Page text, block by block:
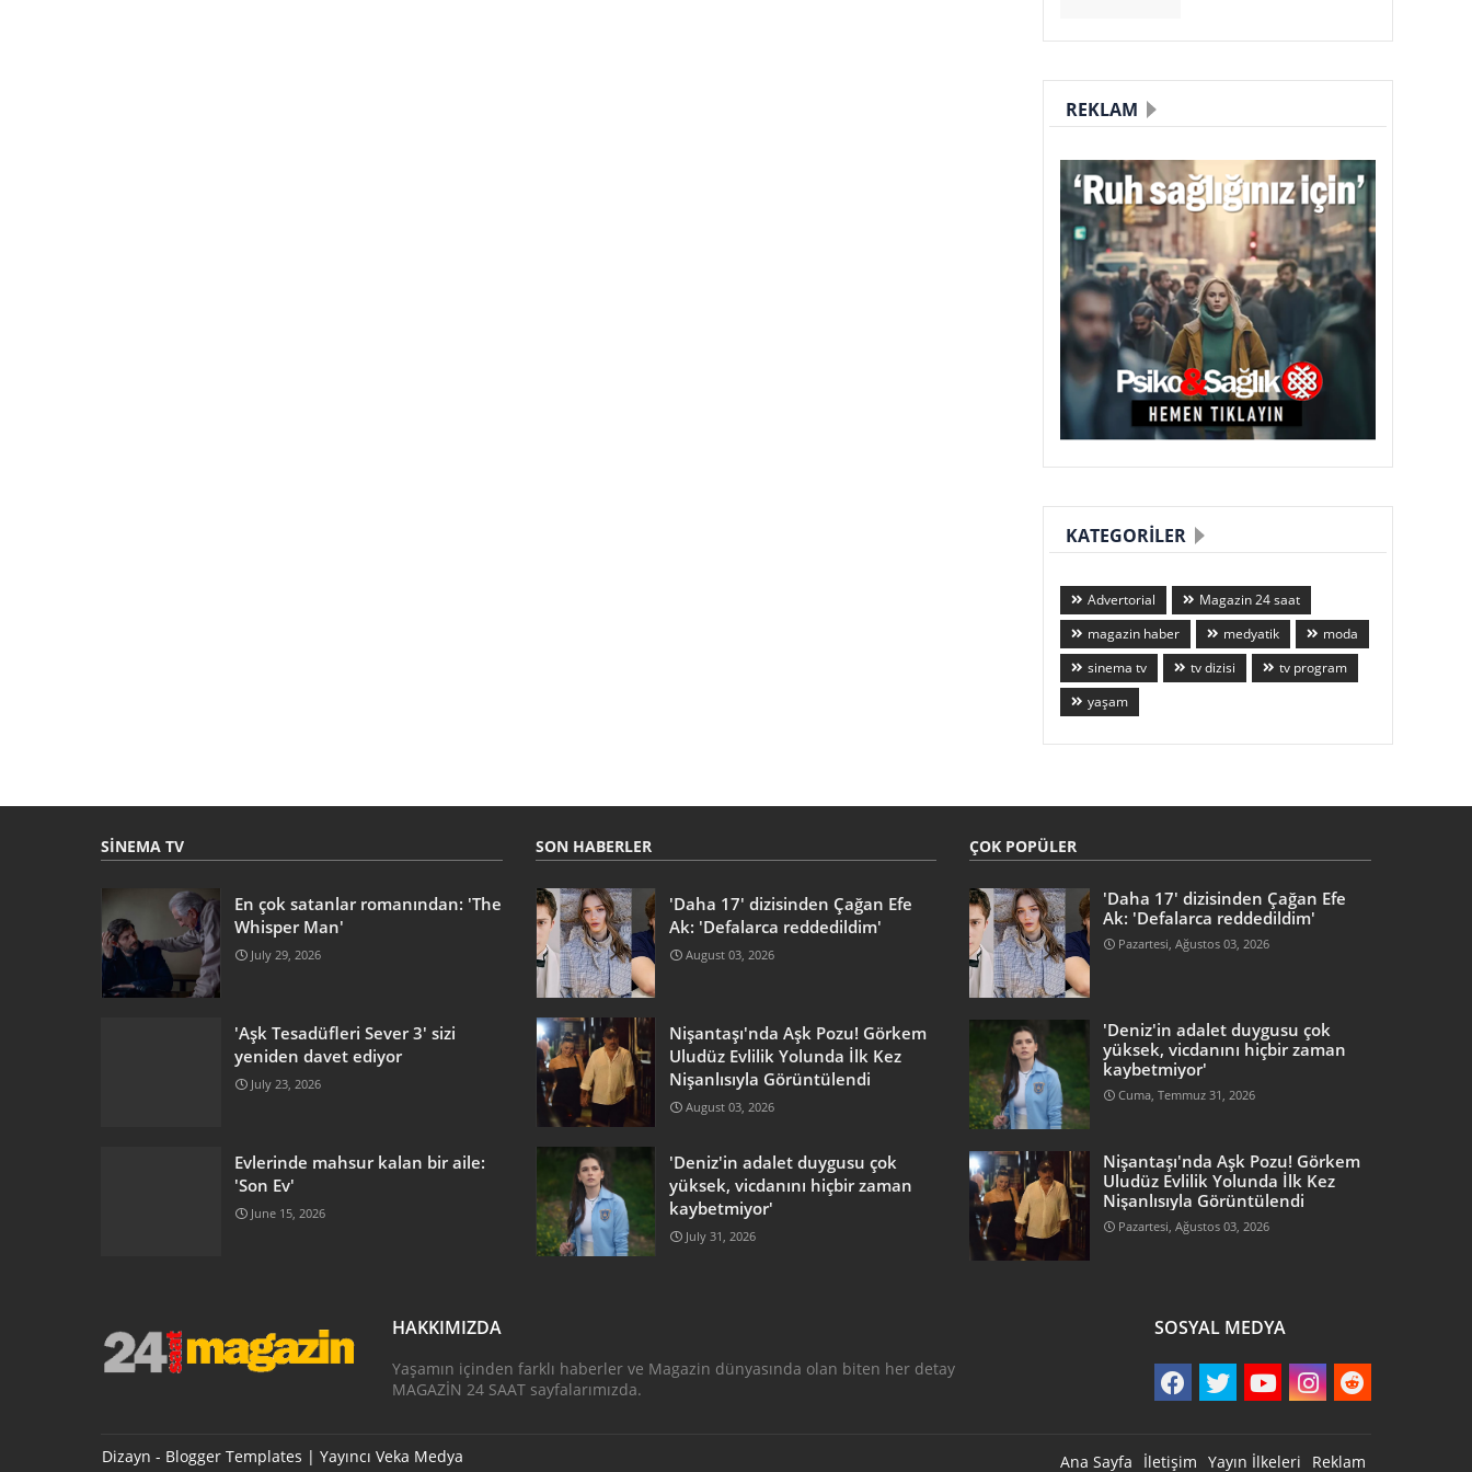
REKLAM
KATEGORILER
Advertorial
Magazin 24 saat
magazin haber
medyatik
moda
sinema tv
tv dizisi
tv program
yaşam
SINEMA TV
En çok satanlar romanından: 'The
Whisper Man'
July 29, 2026
'Aşk Tesadüfleri Sever 3' sizi
yeniden davet ediyor
July 23, 2026
Evlerinde mahsur kalan bir aile:
'Son Ev'
June 15, 2026
SON HABERLER
'Daha 17' dizisinden Çağan Efe
Ak: 'Defalarca reddedildim'
August 03, 2026
Nişantaşı'nda Aşk Pozu! Görkem
Uludüz Evlilik Yolunda İlk Kez
Nişanlısıyla Görüntülendi
August 03, 2026
'Deniz'in adalet duygusu çok
yüksek, vicdanını hiçbir zaman
kaybetmiyor'
July 31, 2026
ÇOK POPÜLER
'Daha 17' dizisinden Çağan Efe
Ak: 'Defalarca reddedildim'
Pazartesi, Ağustos 03, 2026
'Deniz'in adalet duygusu çok
yüksek, vicdanını hiçbir zaman
kaybetmiyor'
Cuma, Temmuz 31, 2026
Nişantaşı'nda Aşk Pozu! Görkem
Uludüz Evlilik Yolunda İlk Kez
Nişanlısıyla Görüntülendi
Pazartesi, Ağustos 03, 2026
HAKKIMIZDA
Yaşamın içinden farklı haberler ve Magazin dünyasında olan biten her detay
MAGAZİN 24 SAAT sayfalarımızda.
SOSYAL MEDYA
Ana Sayfa İletişim Yayın İlkeleri Reklam
Dizayn - Blogger Templates | Yayıncı Veka Medya